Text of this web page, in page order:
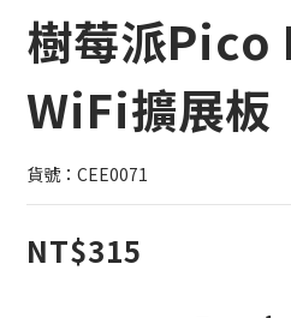
樹莓派Pico
WiFi擴展板
貨號：CEE0071
NT$315